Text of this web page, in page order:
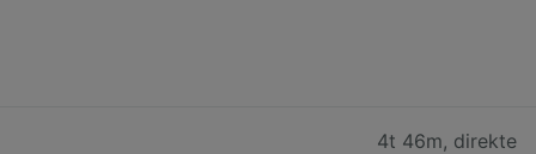
4t 46m, direkte